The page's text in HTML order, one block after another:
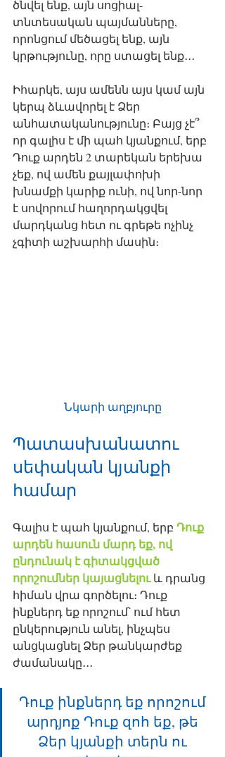
ծնվել ենք, այն սոցիալ-
տնտեսական պայմանները,
որոնցում մեծացել ենք, այն
կրթությունը, որը ստացել ենք․․․
Իհարկե, այս ամենն այս կամ այն
կերպ ձևավորել է Ձեր
անհատականությունը։ Բայց չէ՞
որ գալիս է մի պահ կյանքում, երբ
Դուք արդեն 2 տարեկան երեխա
չեք, ով ամեն քայլափոխի
խնամքի կարիք ունի, ով նոր-նոր
է սովորում հաղորդակցվել
մարդկանց հետ ու գրեթե ոչինչ
չգիտի աշխարհի մասին։
Նկարի աղբյուրը
Պատասխանատու
սեփական կյանքի
համար
Գալիս է պահ կյանքում, երբ Դուք
արդեն հասուն մարդ եք, ով
ընդունակ է գիտակցված
որոշումներ կայացնելու և դրանց
հիման վրա գործելու։ Դուք
ինքներդ եք որոշում՝ ում հետ
ընկերություն անել, ինչպես
անցկացնել Ձեր թանկարժեք
ժամանակը․․․
Դուք ինքներդ եք որոշում
արդյոք Դուք զոհ եք, թե
Ձեր կյանքի տերն ու